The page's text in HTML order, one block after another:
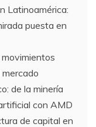
Latinoamérica:
puesta en
de la minería
con AMD
de capital en